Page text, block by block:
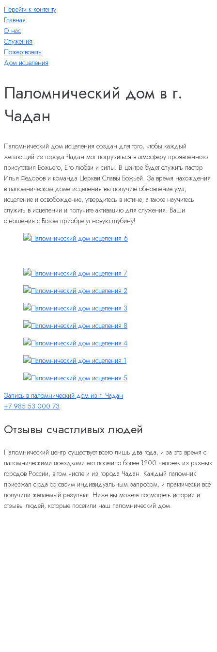
Перейти к контенту
Главная
О нас
Служения
Пожертвовать
Дом исцеления
Паломнический дом в г.
Чадан
Паломнический дом исцеления создан для того, чтобы каждый
желающий из города Чадан мог погрузиться в атмосферу проявленного
присутствия Божьего, Его любви и силы. В центре будет служить пастор
Илья Федоров и команда Церкви Славы Божьей. За время нахождения
в паломническом доме исцеления вы получите обновление ума,
исцеление и освобождение, утвердитесь в истине, а также научитесь
служить в исцелении и получите активацию для служения. Ваши
отношения с Богом приобретут новую глубину!
Запись в паломнический дом из г. Чадан
+7 985 53 000 73
Отзывы счастливых людей
Паломнический центр существует всего лишь два года, и за это время с
паломническими поездками его посетило более 1200 человек из разных
городов России, в том числе и из города Чадан. Каждый паломник
приезжал сюда со своим индивидуальным запросом, и практически все
получили желаемый результат. Ниже вы можете посмотреть истории и
отзывы людей, которые посетили наш паломнический дом.